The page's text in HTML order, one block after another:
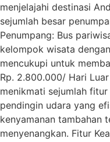
menjelajahi destinasi
sejumlah besar
Penumpang: Bus
kelompok wisata
mencukupi untuk
Rp. 2.800.000/ Hari
menikmati sejumlah
pendingin udara yang
kenyamanan tambahan
menyenangkan. Fitur